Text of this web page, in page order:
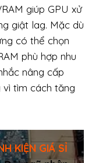
giúp GPU xử
giật lag. Mặc dù
có thể chọn
phù hợp nhu
nâng cấp
vì tìm cách tăng
KIỆN GIÁ SỈ